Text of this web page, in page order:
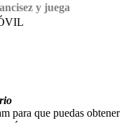
y juega
para que puedas obtener